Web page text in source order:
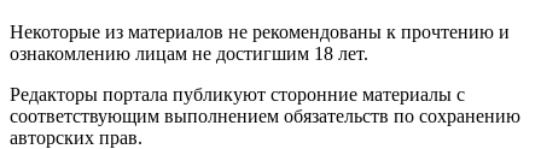
Некоторые из материалов не рекомендованы к прочтению и
ознакомлению лицам не достигшим 18 лет.
Редакторы портала публикуют сторонние материалы с
соответствующим выполнением обязательств по сохранению
авторских прав.